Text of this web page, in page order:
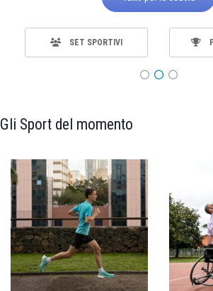
SET SPORTIVI
Gli Sport del momento